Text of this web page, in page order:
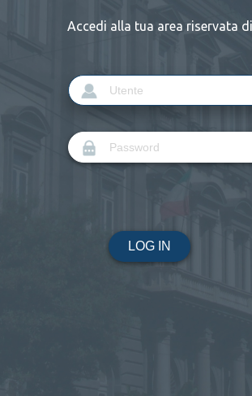
Accedi alla tua area riservata